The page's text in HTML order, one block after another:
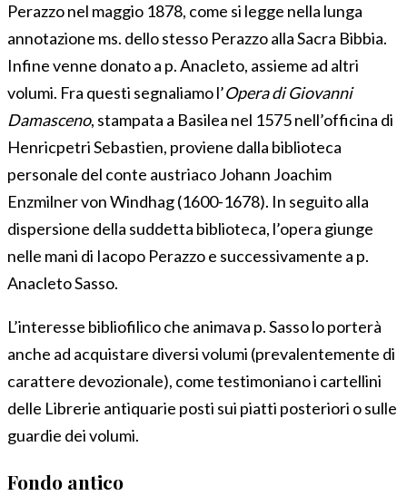
Perazzo nel maggio 1878, come si legge nella lunga
annotazione ms. dello stesso Perazzo alla Sacra Bibbia.
Infine venne donato a p. Anacleto, assieme ad altri
volumi. Fra questi segnaliamo l’Opera di Giovanni
Damasceno, stampata a Basilea nel 1575 nell’officina di
Henricpetri Sebastien, proviene dalla biblioteca
personale del conte austriaco Johann Joachim
Enzmilner von Windhag (1600-1678). In seguito alla
dispersione della suddetta biblioteca, l’opera giunge
nelle mani di Iacopo Perazzo e successivamente a p.
Anacleto Sasso.
L’interesse bibliofilico che animava p. Sasso lo porterà
anche ad acquistare diversi volumi (prevalentemente di
carattere devozionale), come testimoniano i cartellini
delle Librerie antiquarie posti sui piatti posteriori o sulle
guardie dei volumi.
Fondo antico